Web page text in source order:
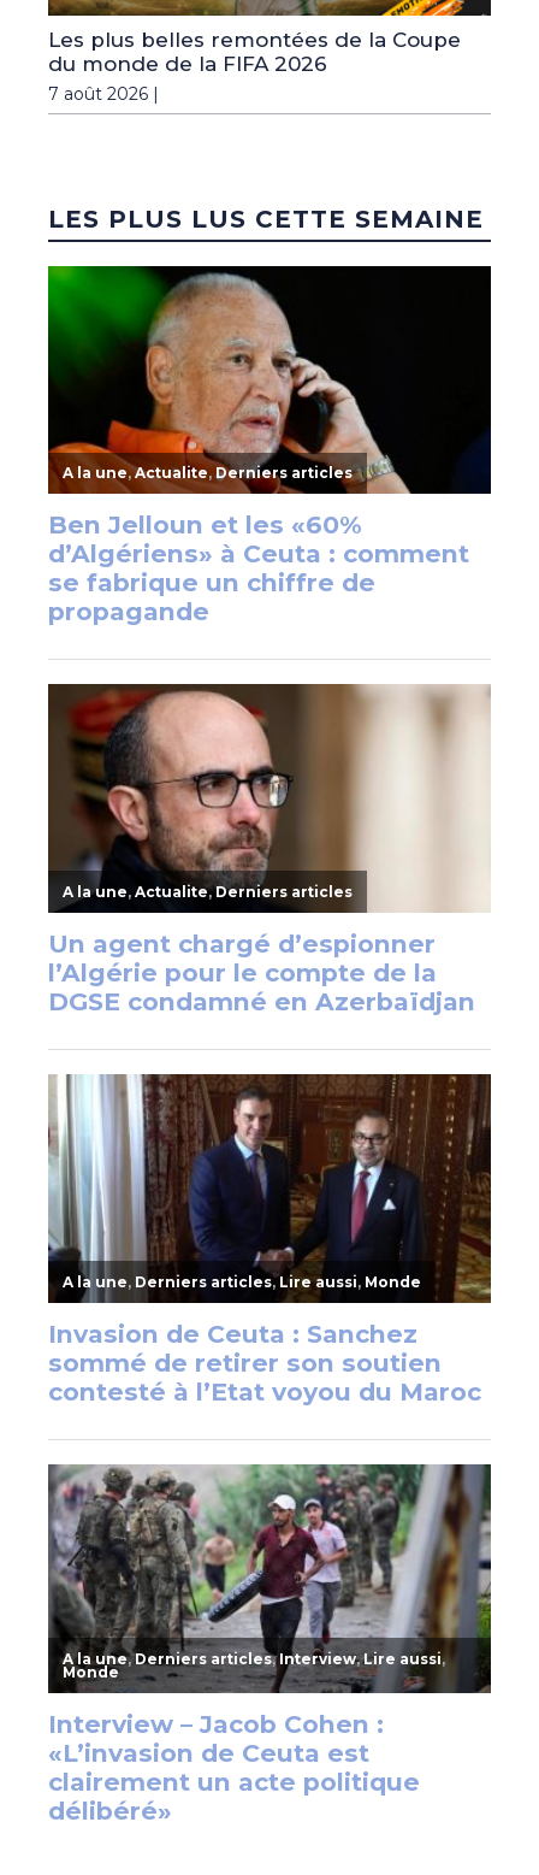
Les plus belles remontées de la Coupe
du monde de la FIFA 2026
7 août 2026 |
LES PLUS LUS CETTE SEMAINE